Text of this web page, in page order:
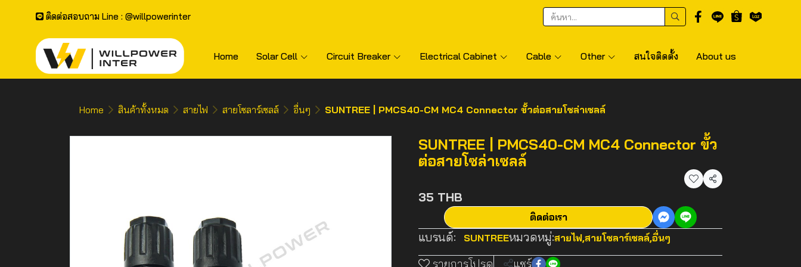
ติดต่อสอบถาม Line : @willpowerinter
Home Solar Cell Circuit Breaker Electrical Cabinet Cable Other สนใจติดตั้ง About us
Home สินค้าทั้งหมด สายไฟ สายโซลาร์เซลล์ อื่นๆ SUNTREE | PMCS40-CM MC4 Connector ขั้วต่อสายโซล่าเซลล์
SUNTREE | PMCS40-CM MC4 Connector ขั้ว
ต่อสายโซล่าเซลล์
แชร์
35 THB
ติดต่อเรา
แบรนด์: SUNTREEหมวดหมู่:สายไฟ,สายโซลาร์เซลล์,อื่นๆ
รายการโปรด แชร์